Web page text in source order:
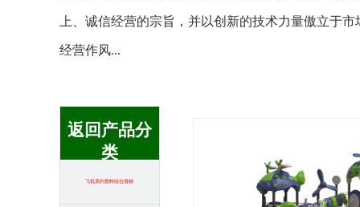
上、诚信经营的宗旨，并以创新的技术力量傲立于市
经营作风...
返回产品分
类
飞机系列塑料组合滑梯